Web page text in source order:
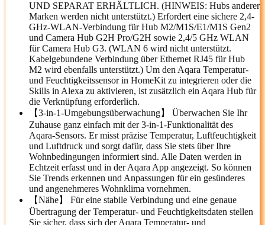
UND SEPARAT ERHÄLTLICH. (HINWEIS: Hubs anderer
Marken werden nicht unterstützt.) Erfordert eine sichere 2,4-
GHz-WLAN-Verbindung für Hub M2/M1S/E1/M1S Gen2
und Camera Hub G2H Pro/G2H sowie 2,4/5 GHz WLAN
für Camera Hub G3. (WLAN 6 wird nicht unterstützt.
Kabelgebundene Verbindung über Ethernet RJ45 für Hub
M2 wird ebenfalls unterstützt.) Um den Aqara Temperatur-
und Feuchtigkeitssensor in HomeKit zu integrieren oder die
Skills in Alexa zu aktivieren, ist zusätzlich ein Aqara Hub für
die Verknüpfung erforderlich.
【3-in-1-Umgebungsüberwachung】 Überwachen Sie Ihr
Zuhause ganz einfach mit der 3-in-1-Funktionalität des
Aqara-Sensors. Er misst präzise Temperatur, Luftfeuchtigkeit
und Luftdruck und sorgt dafür, dass Sie stets über Ihre
Wohnbedingungen informiert sind. Alle Daten werden in
Echtzeit erfasst und in der Aqara App angezeigt. So können
Sie Trends erkennen und Anpassungen für ein gesünderes
und angenehmeres Wohnklima vornehmen.
【Nähe】 Für eine stabile Verbindung und eine genaue
Übertragung der Temperatur- und Feuchtigkeitsdaten stellen
Sie sicher, dass sich der Aqara Temperatur- und